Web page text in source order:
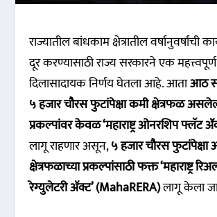
राज्यातील बांधकाम क्षेत्रातील वर्षानुवर्षांची
दूर करण्यासाठी राज्य सरकारने एक
दिलासादायक निर्णय घेतला आहे. आताआठ
५ हजार चौरस फुटांपेक्षा कमी क्षेत्रफळ
प्रकल्पांवर केवळ ‘महाराष्ट्र ओनरशिप फ्लॅट
लागू राहणार असून,५ हजार चौरस
क्षेत्रफळाच्या प्रकल्पांसाठी फक्त ‘महाराष्ट्र
रेग्युलेटरी ॲक्ट’ (MahaRERA)लागू केला